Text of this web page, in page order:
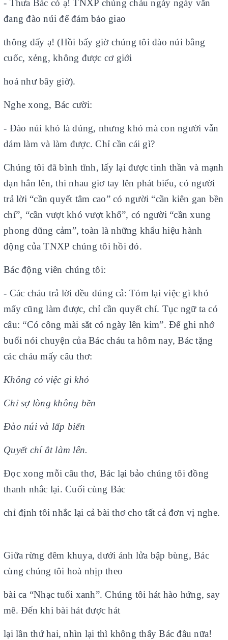
- Thưa Bác có ạ! TNXP chúng cháu ngày ngày vẫn
đang đào núi để đảm bảo giao
thông đấy ạ! (Hồi bấy giờ chúng tôi đào núi bằng
cuốc, xẻng, không được cơ giới
hoá như bây giờ).
Nghe xong, Bác cười:
- Đào núi khó là đúng, nhưng khó mà con người vẫn
dám làm và làm được. Chỉ cần cái gì?
Chúng tôi đã bình tĩnh, lấy lại được tinh thần và mạnh
dạn hẳn lên, thi nhau giơ tay lên phát biểu, có người
trả lời “cần quyết tâm cao” có người “cần kiên gan bền
chí”, “cần vượt khó vượt khổ”, có người “cần xung
phong dũng cảm”, toàn là những khẩu hiệu hành
động của TNXP chúng tôi hồi đó.
Bác động viên chúng tôi:
- Các cháu trả lời đều đúng cả: Tóm lại việc gì khó
mấy cũng làm được, chỉ cần quyết chí. Tục ngữ ta có
câu: “Có công mài sắt có ngày lên kim”. Để ghi nhớ
buổi nói chuyện của Bác cháu ta hôm nay, Bác tặng
các cháu mấy câu thơ:
Không có việc gì khó
Chỉ sợ lòng không bền
Đào núi và lấp biển
Quyết chí ắt làm lên.
Đọc xong mỗi câu thơ, Bác lại bảo chúng tôi đồng
thanh nhắc lại. Cuối cùng Bác
chỉ định tôi nhắc lại cả bài thơ cho tất cả đơn vị nghe.
Giữa rừng đêm khuya, dưới ánh lửa bập bùng, Bác
cùng chúng tôi hoà nhịp theo
bài ca “Nhạc tuổi xanh”. Chúng tôi hát hào hứng, say
mê. Đến khi bài hát được hát
lại lần thứ hai, nhìn lại thì không thấy Bác đâu nữa!